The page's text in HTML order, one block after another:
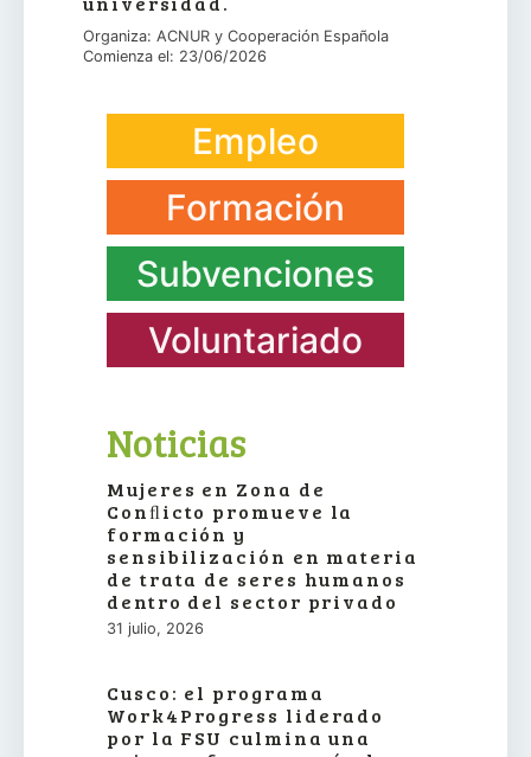
Organiza: ACNUR y Cooperación Española
Comienza el: 23/06/2026
Empleo
Formación
Subvenciones
Voluntariado
Noticias
Mujeres en Zona de
Conﬂicto promueve la
formación y
sensibilización en materia
de trata de seres humanos
dentro del sector privado
31 julio, 2026
Cusco: el programa
Work4Progress liderado
por la FSU culmina una